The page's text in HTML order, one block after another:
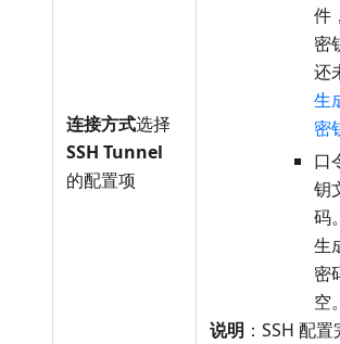
连接方式选择
SSH Tunnel
的配置项
件
密
还
生
密
口
钥
码
生
密
空。
说明 ：SSH 配